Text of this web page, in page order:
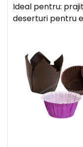
Ideal pentru:
deserturi pentru